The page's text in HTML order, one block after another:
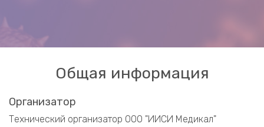
Общая информация
Организатор
Технический организатор ООО "ИИСИ Медикал"